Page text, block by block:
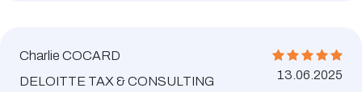
Charlie COCARD
DELOITTE TAX & CONSULTING
13.06.2025